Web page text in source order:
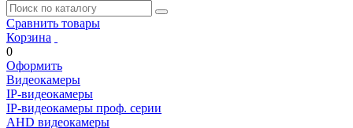
Сравнить товары
Корзина
0
Оформить
Видеокамеры
IP-видеокамеры
IP-видеокамеры проф. серии
AHD видеокамеры